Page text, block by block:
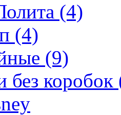
(4)
(4)
(9)
без коробок